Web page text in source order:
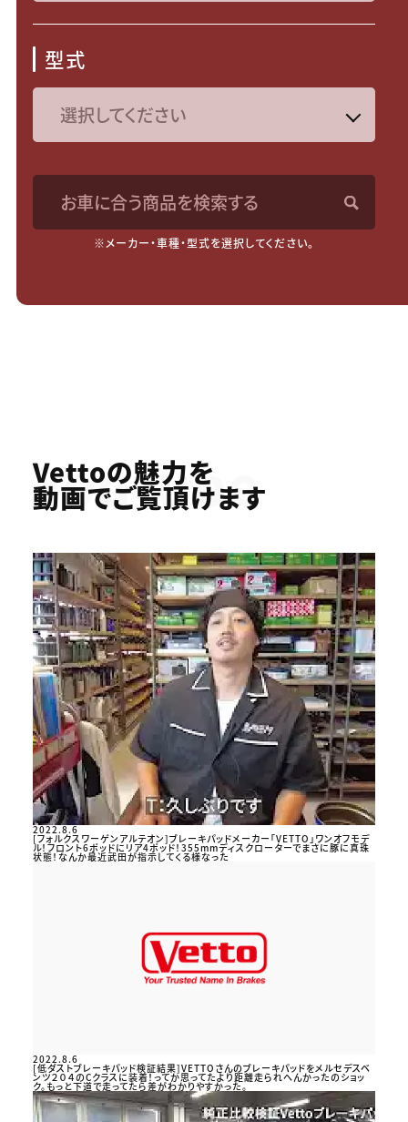
型式
お車に合う商品を検索する
※メーカー・車種・型式を選択してください。
Youtube
Vettoの魅力を
動画でご覧頂けます
2022.8.6
[フォルクスワーゲンアルテオン]ブレーキパッドメーカー「VETTO」ワンオフモデ
ル！フロント6ポッドにリア4ポッド！355mmディスクローターでまさに豚に真珠
状態！なんか最近武田が指示してくる様なった
2022.8.6
[低ダストブレーキパッド検証結果]VETTOさんのブレーキパッドをメルセデスベ
ンツ２０４のCクラスに装着！ってか思ってたより距離走られへんかったのショッ
ク。もっと下道で走ってたら差がわかりやすかった。